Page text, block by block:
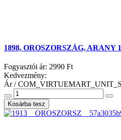
1898, OROSZORSZÁG,
Fogyasztói ár: 2990 Ft
Kedvezmény:
Ár /